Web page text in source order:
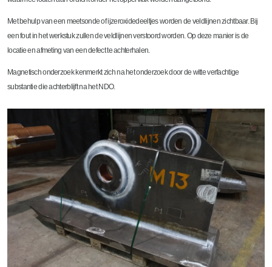
Met behulp van een meetsonde of ijzeroxidedeeltjes worden de veldlijnen zichtbaar. Bij
een fout in het werkstuk zullen de veldlijnen verstoord worden. Op deze manier is de
locatie en afmeting van een defect te achterhalen.
Magnetisch onderzoek kenmerkt zich na het onderzoek door de witte verfachtige
substantie die achterblijft na het NDO.